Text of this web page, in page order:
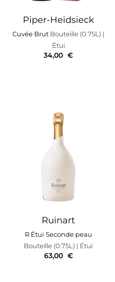
Piper-Heidsieck
Cuvée Brut Bouteille (0.75L) |
Étui
34,00 €
Ruinart
R Étui Seconde peau
Bouteille (0.75L) | Étui
63,00 €